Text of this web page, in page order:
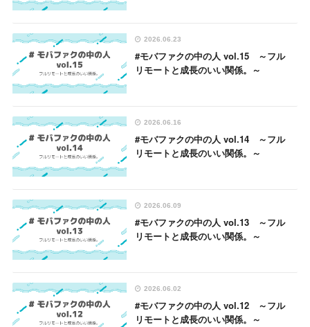
2026.06.23
#モバファクの中の人 vol.15 ～フル
リモートと成長のいい関係。～
2026.06.16
#モバファクの中の人 vol.14 ～フル
リモートと成長のいい関係。～
2026.06.09
#モバファクの中の人 vol.13 ～フル
リモートと成長のいい関係。～
2026.06.02
#モバファクの中の人 vol.12 ～フル
リモートと成長のいい関係。～